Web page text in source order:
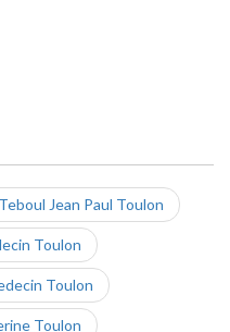
Teboul Jean Paul Toulon
Toulon
Toulon
Toulon